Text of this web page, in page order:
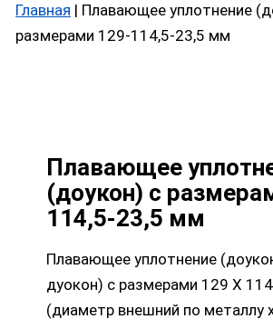
Главная | Плавающее уплотнение
размерами 129-114,5-23,5 мм
Плавающее
(доукон) с
114,5-23,5 мм
Плавающее уплотнение
дуокон) с размерами 129 Х
(диаметр внешний по металлу
23,5
мм